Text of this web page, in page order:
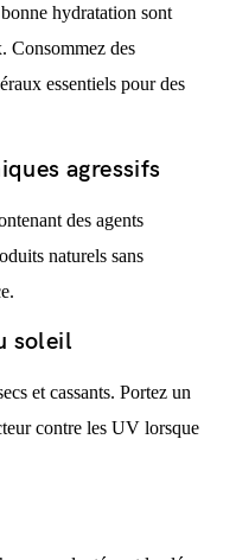
hydratation sont
Consommez des
essentiels pour des
agressifs
des agents
naturels sans
soleil
et cassants. Portez un
contre les UV lorsque